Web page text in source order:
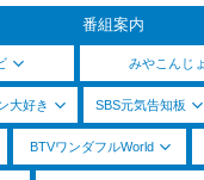
番組案内
みやこんじ
大好き SBS元気告知板
BTVワンダフルWorld